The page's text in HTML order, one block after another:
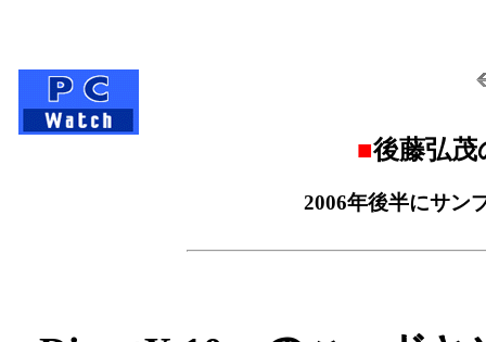
■後藤弘茂
2006年後半にサン